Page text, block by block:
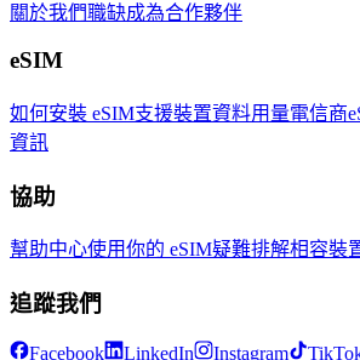
關於我們職缺成為合作夥伴
eSIM
如何安裝 eSIM支援裝置資料用量電信商
資訊
協助
幫助中心使用你的 eSIM疑難排解相容裝
追蹤我們
Facebook LinkedIn Instagram